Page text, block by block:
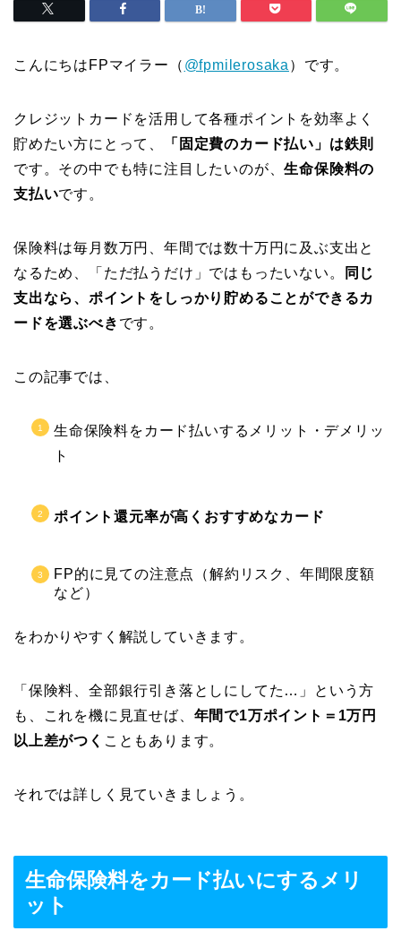
こんにちはFPマイラー（ @fpmilerosaka ）です。
クレジットカードを活用して各種ポイントを効率よく
貯めたい方にとって、
「固定費のカード払い」は鉄則
です。その中でも特に注目したいのが、生命保険料の
支払いです。
保険料は毎月数万円、年間では数十万円に及ぶ支出と
なるため、「ただ払うだけ」ではもったいない。
同じ
支出なら、ポイントをしっかり貯めることができるカ
ードを選ぶべき です。
この記事では、
生命保険料をカード払いするメリット
・デメリッ
ト
ポイント還元率が高くおすすめなカード
FP的に見ての注意点（解約リスク、年間限度額
など）
をわかりやすく解説していきます。
「保険料、全部銀行引き落としにしてた…」という方
も、これを機に見直せば、 年間で1万ポイント＝1万円
以上差がつく こともあります。
それでは詳しく見ていきましょう。
生命保険料をカード払いにするメリ
ット